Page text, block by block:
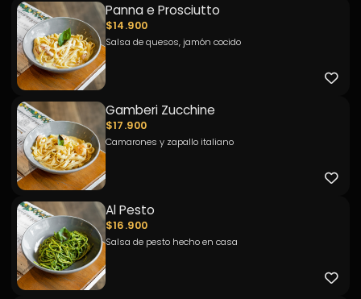
Panna e Prosciutto
$14.900
Salsa de quesos, jamón cocido
Gamberi Zucchine
$17.900
Camarones y zapallo italiano
Al Pesto
$16.900
Salsa de pesto hecho en casa